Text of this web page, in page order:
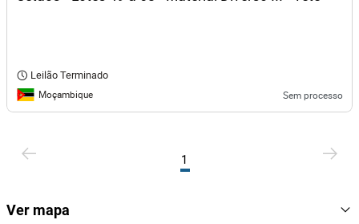
Ver mapa
Leilão Terminado
Moçambique Sem processo
1